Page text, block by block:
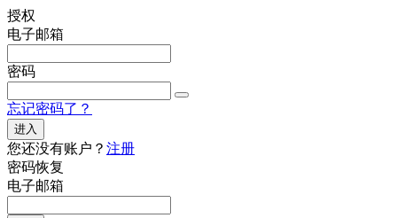
授权
电子邮箱
密码
忘记密码了？
进入
您还没有账户？ 注册
密码恢复
电子邮箱